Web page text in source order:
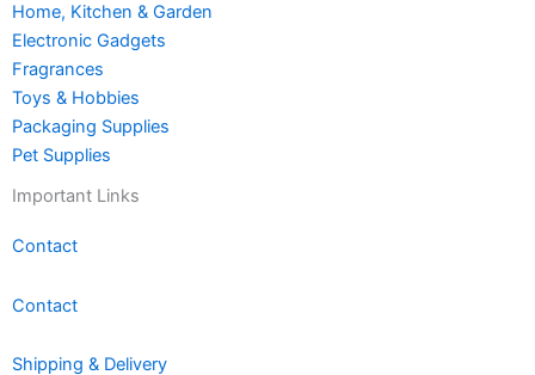
Home, Kitchen & Garden
Electronic Gadgets
Fragrances
Toys & Hobbies
Packaging Supplies
Pet Supplies
Important Links
Contact
Contact
Shipping & Delivery